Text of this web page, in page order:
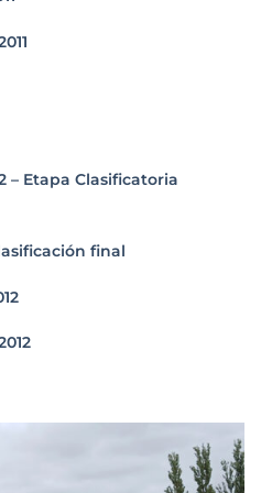
– Etapa Clasificatoria
final